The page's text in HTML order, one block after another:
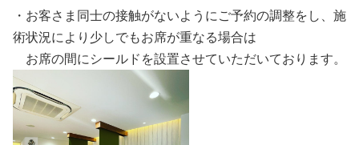
・お客さま同士の接触がないようにご予約の調整をし、施
術状況により少しでもお席が重なる場合は
お席の間にシールドを設置させていただいております。